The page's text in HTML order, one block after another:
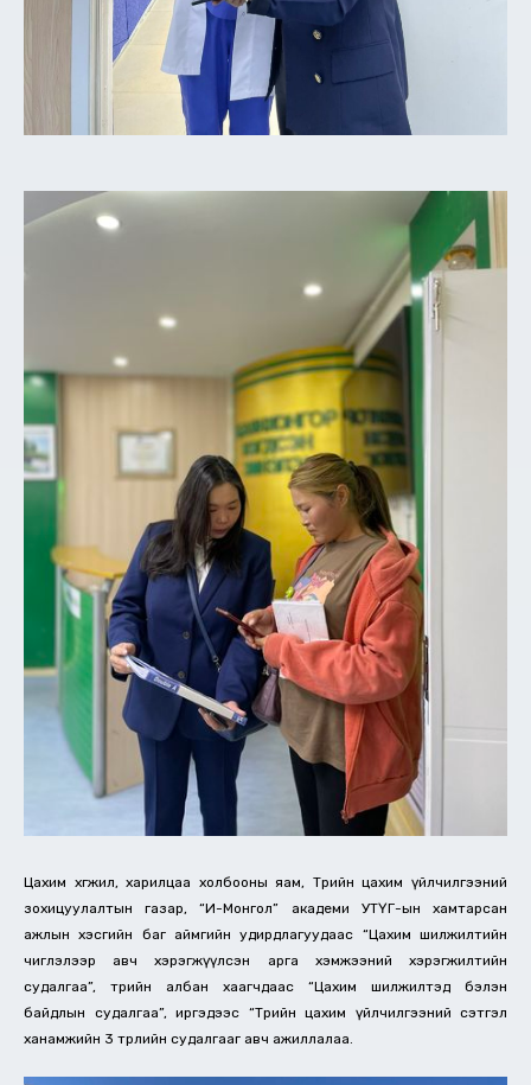
Цахим хөгжил, харилцаа холбооны яам, Төрийн цахим үйлчилгээний
зохицуулалтын газар, “И-Монгол” академи УТҮГ-ын хамтарсан
ажлын хэсгийн баг аймгийн удирдлагуудаас “Цахим шилжилтийн
чиглэлээр авч хэрэгжүүлсэн арга хэмжээний хэрэгжилтийн
судалгаа”, төрийн албан хаагчдаас “Цахим шилжилтэд бэлэн
байдлын судалгаа”, иргэдээс “Төрийн цахим үйлчилгээний сэтгэл
ханамжийн 3 төрлийн судалгааг авч ажиллалаа.